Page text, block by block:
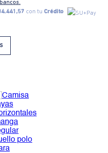
con tu Crédito